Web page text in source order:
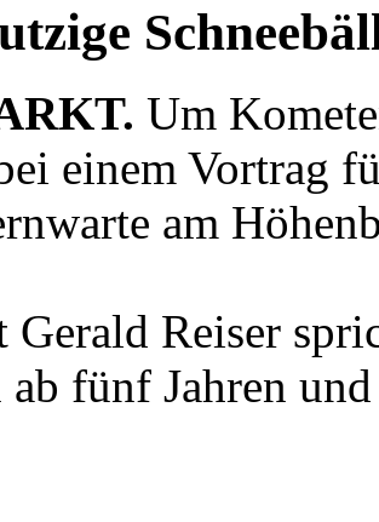
Um
einem Vortrag
am
Gerald Reiser
fünf Jahren